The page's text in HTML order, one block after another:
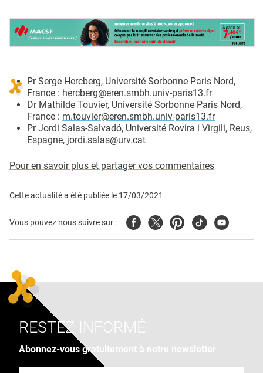
Pr Serge Hercberg, Université Sorbonne Paris Nord,
France : hercberg@eren.smbh.univ-paris13.fr
Dr Mathilde Touvier, Université Sorbonne Paris Nord,
France : m.touvier@eren.smbh.univ-paris13.fr
Pr Jordi Salas-Salvadó, Université Rovira i Virgili, Reus,
Espagne, jordi.salas@urv.cat
Pour en savoir plus et partager vos commentaires
Cette actualité a été publiée le 17/03/2021
Vous pouvez nous suivre sur : FacebookTwitterPinterest
TiktokYoutube
RESTEZ INFORMÉ
Abonnez-vous gratuitement à notre newsletter